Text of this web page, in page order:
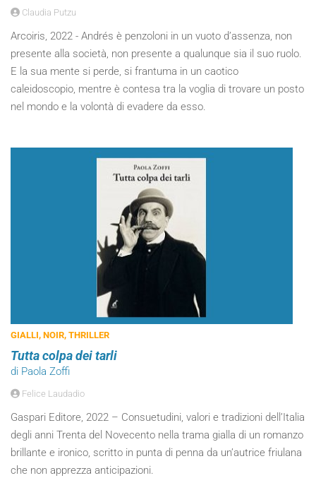
Claudia Putzu
Arcoiris, 2022 - Andrés è penzoloni in un vuoto d’assenza, non
presente alla società, non presente a qualunque sia il suo ruolo.
E la sua mente si perde, si frantuma in un caotico
caleidoscopio, mentre è contesa tra la voglia di trovare un posto
nel mondo e la volontà di evadere da esso.
GIALLI, NOIR, THRILLER
Tutta colpa dei tarli
di Paola Zoffi
Felice Laudadio
Gaspari Editore, 2022 – Consuetudini, valori e tradizioni dell’Italia
degli anni Trenta del Novecento nella trama gialla di un romanzo
brillante e ironico, scritto in punta di penna da un’autrice friulana
che non apprezza anticipazioni.